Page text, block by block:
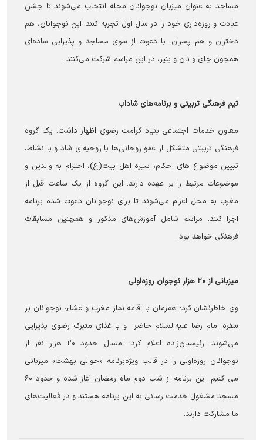
مساجد به عنوان میزبان نوجوانان محله انتخاب می‌شوند تا جشن
عبادت و روزه‌داری خود را در سال اول تجربه کنند. این نوجوانان، هم
دختران و هم پسران، با دعوت از سوی مساجد و پذیرایی ساده‌ای
همچون چای و نان و پنیر، در این مراسم شرکت می‌کنند.
تیم فرهنگی تربیتی و برنامه‌های شاداب
معاون خدمات اجتماعی بنیاد کرامت رضوی اظهار داشت: یک گروه
فرهنگی تربیتی متشکل از عمو روحانی‌ها با روحیه‌ای شاد و با نشاط،
تبیین موضوع های احکام، سیره اهل بیت(ع)، احترام به والدین و
موضوعات مرتبط را بر عهده دارند. این گروه از یک ساعت قبل از
مغرب به محل اعزام می‌شوند تا برای نوجوانان دعوت شده برنامه
اجرا کنند. مراسم شامل آموزش‌های مذکور و همچنین مسابقات
فرهنگی خواهد بود.
میزبانی از ۲۰ هزار نوجوان روزه‌اولی
وی خاطرنشان کرد: همزمان با اقامه نماز مغرب و عشاء، نوجوانان بر
سفره امام رضا علیه‌السلام حاضر و با غذای متبرک رضوی پذیرایی
می‌شوند. رئیسیان‌زاده اعلام کرد: امسال حدود ۲۰ هزار نفر از
نوجوانان روزه‌اولی را در قالب ویژه‌برنامه «حوالی بهشت» میزبانی
می کنیم. این برنامه از شب دوم ماه رمضان آغاز شده و حدود ۶۰
مسجد مشغول خدمت رسانی به این برنامه هستند و در فعالیت‌های
ما مشارکت دارند.